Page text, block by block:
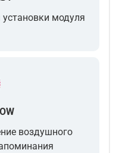
модуля
воздушного